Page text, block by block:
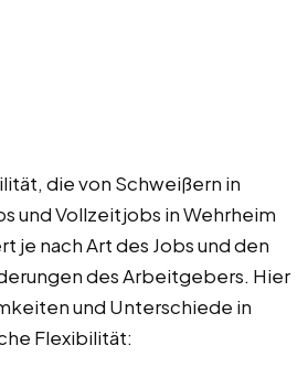
die von Schweißern in
und Vollzeitjobs in Wehrheim
je nach Art des Jobs und den
des Arbeitgebers. Hier
und Unterschiede in
Flexibilität: